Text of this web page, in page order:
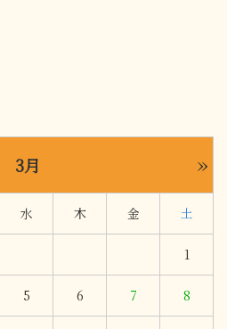
3月 »
水 木 金 土
1
5 6 7 8